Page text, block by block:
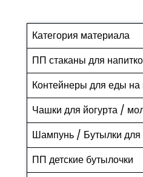
Категория материала
ПП стаканы для
Контейнеры для еды
Чашки для йогурта /
Шампунь / Бутылки
ПП детские бутылочки